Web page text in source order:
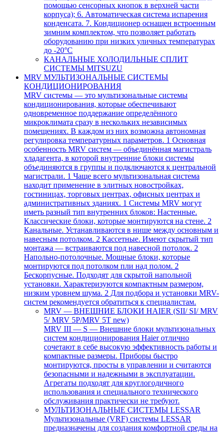
помощью сенсорных кнопок в верхней части
корпуса); 6. Автоматическая система испарения
конденсата. 7. Кондиционер оснащен встроенным
зимним комплектом, что позволяет работать
оборудованию при низких уличных температурах
до -20°С
КАНАЛЬНЫЕ ХОЛОДИЛЬНЫЕ СПЛИТ
СИСТЕМЫ MITSUZU
MRV МУЛЬТИЗОНАЛЬНЫЕ СИСТЕМЫ
КОНДИЦИОНИРОВАНИЯ
MRV системы — это мультизональные системы
кондиционирования, которые обеспечивают
одновременное поддержание определённого
микроклимата сразу в нескольких независимых
помещениях. В каждом из них возможна автономная
регулировка температурных параметров. 1 Основная
особенность MRV систем — объединённая магистраль
хладагента, в которой внутренние блоки системы
объединяются в группы и подключаются к центральной
магистрали. 1 Чаще всего мультизональная система
находит применение в элитных новостройках,
гостиницах, торговых центрах, офисных центрах и
административных зданиях. 1 Системы MRV могут
иметь разный тип внутренних блоков: Настенные.
Классические блоки, которые монтируются на стене. 2
Канальные. Устанавливаются в нише между основным и
навесным потолком. 2 Кассетные. Имеют скрытый тип
монтажа — встраиваются под навесной потолок. 2
Напольно-потолочные. Мощные блоки, которые
монтируются под потолком пли над полом. 2
Бескорпусные. Подходят для скрытой напольной
установки. Характеризуются компактным размером,
низким уровнем шума. 2 Для подбора и установки MRV-
систем рекомендуется обратиться к специалистам.
MRV — ВНЕШНИЕ БЛОКИ HAIER (SII/ SI/ MRV
5/ MRV 5P/MRV 5T new)
MRV III — S — Внешние блоки мультизональных
систем кондиционирования Haier отлично
сочетают в себе высокую эффективность работы и
компактные размеры. Приборы быстро
монтируются, просты в управлении и считаются
безопасными и надежными в эксплуатации.
Агрегаты подходят для круглогодичного
использования и специального технического
обслуживания практически не требуют.
МУЛЬТИЗОНАЛЬНЫЕ СИСТЕМЫ LESSAR
Мультизональные (VRF) системы LESSAR
предназначены для создания комфортной среды на